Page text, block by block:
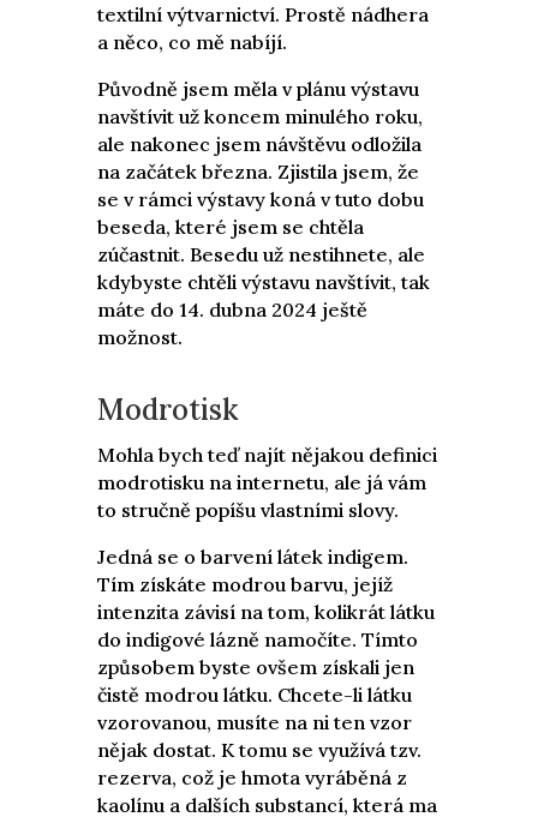
textilní výtvarnictví. Prostě nádhera
a něco, co mě nabíjí.
Původně jsem měla v plánu výstavu
navštívit už koncem minulého roku,
ale nakonec jsem návštěvu odložila
na začátek března. Zjistila jsem, že
se v rámci výstavy koná v tuto dobu
beseda, které jsem se chtěla
zúčastnit. Besedu už nestihnete, ale
kdybyste chtěli výstavu navštívit, tak
máte do 14. dubna 2024 ještě
možnost.
Modrotisk
Mohla bych teď najít nějakou definici
modrotisku na internetu, ale já vám
to stručně popíšu vlastními slovy.
Jedná se o barvení látek indigem.
Tím získáte modrou barvu, jejíž
intenzita závisí na tom, kolikrát látku
do indigové lázně namočíte. Tímto
způsobem byste ovšem získali jen
čistě modrou látku. Chcete-li látku
vzorovanou, musíte na ni ten vzor
nějak dostat. K tomu se využívá tzv.
rezerva, což je hmota vyráběná z
kaolínu a dalších substancí, která ma